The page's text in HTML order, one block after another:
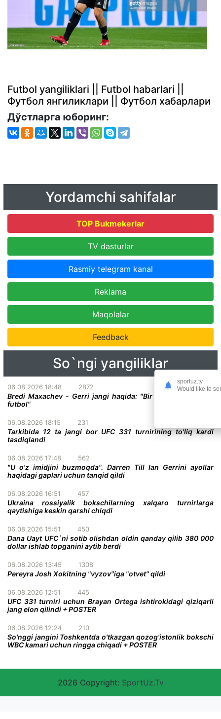
Futbol yangiliklari || Futbol habarlari ||
Футбол янгиликлари || Футбол хабарлари
Дўстларга юборинг:
Yordamchi sahifalar
TOP Bukmekerlar
TV dasturlar
Rasmiy telegram kanal
Reklama
Maqolalar
Feedback
So`ngi yangiliklar
06.08.2026 18:48 2872
Bredi Maxachev - Gerri jangi haqida: "Bir darvoza oldidagi
futbol"
06.08.2026 18:15 231
Tarkibida 12 ta jangi bor UFC 331 turnirining to'liq kardi
tasdiqlandi
06.08.2026 17:48 562
"U o'z imidjini buzmoqda". Darren Till Ian Gerrini ayollar
haqidagi gaplari uchun tanqid qildi
06.08.2026 16:51 457
Ukraina rossiyalik bokschilarning xalqaro turnirlarga
qaytishiga keskin qarshi chiqdi
06.08.2026 15:51 450
Dana Uayt UFC`ni sotib olishdan oldin qanday qilib 380 000
dollar ishlab topganini aytib berdi
06.08.2026 13:45 1308
Pereyra Josh Xokitning "vyzov"iga "otvet" qildi
06.08.2026 12:51 445
UFC 331 turniri uchun Brayan Ortega ishtirokidagi qiziqarli
jang elon qilindi + POSTER
06.08.2026 12:24 210
So'nggi jangini Toshkentda o'tkazgan qozog'istonlik bokschi
WBC kamari uchun ringga chiqadi + POSTER
2026 Copyright: SportUz.Tv
sportuz.tv
Would like to